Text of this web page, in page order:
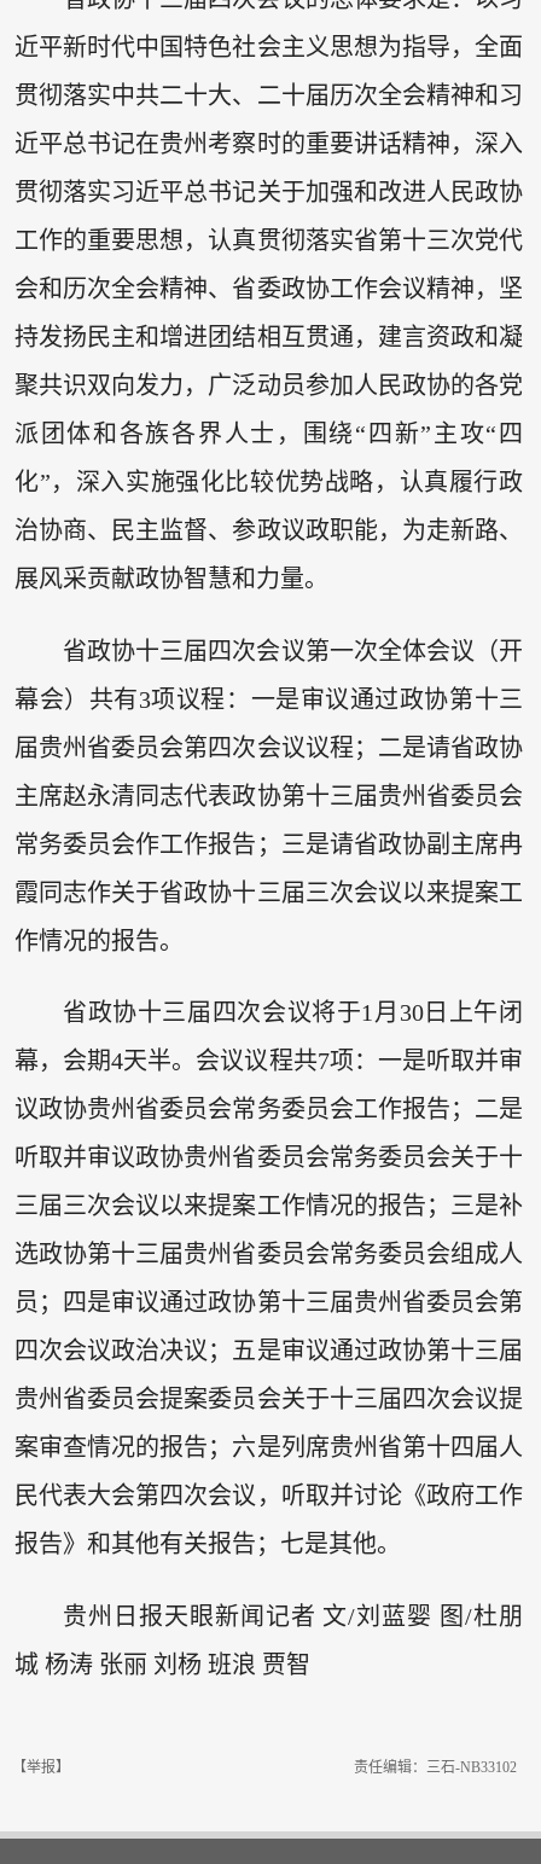
近平新时代中国特色社会主义思想为指导，全面
贯彻落实中共二十大、二十届历次全会精神和习
近平总书记在贵州考察时的重要讲话精神，深入
贯彻落实习近平总书记关于加强和改进人民政协
工作的重要思想，认真贯彻落实省第十三次党代
会和历次全会精神、省委政协工作会议精神，坚
持发扬民主和增进团结相互贯通，建言资政和凝
聚共识双向发力，广泛动员参加人民政协的各党
派团体和各族各界人士，围绕“四新”主攻“四
化”，深入实施强化比较优势战略，认真履行政
治协商、民主监督、参政议政职能，为走新路、
展风采贡献政协智慧和力量。
省政协十三届四次会议第一次全体会议（开
幕会）共有3项议程：一是审议通过政协第十三
届贵州省委员会第四次会议议程；二是请省政协
主席赵永清同志代表政协第十三届贵州省委员会
常务委员会作工作报告；三是请省政协副主席冉
霞同志作关于省政协十三届三次会议以来提案工
作情况的报告。
省政协十三届四次会议将于1月30日上午闭
幕，会期4天半。会议议程共7项：一是听取并审
议政协贵州省委员会常务委员会工作报告；二是
听取并审议政协贵州省委员会常务委员会关于十
三届三次会议以来提案工作情况的报告；三是补
选政协第十三届贵州省委员会常务委员会组成人
员；四是审议通过政协第十三届贵州省委员会第
四次会议政治决议；五是审议通过政协第十三届
贵州省委员会提案委员会关于十三届四次会议提
案审查情况的报告；六是列席贵州省第十四届人
民代表大会第四次会议，听取并讨论《政府工作
报告》和其他有关报告；七是其他。
贵州日报天眼新闻记者 文/刘蓝婴 图/杜朋
城 杨涛 张丽 刘杨 班浪 贾智
【举报】 责任编辑：三石-NB33102